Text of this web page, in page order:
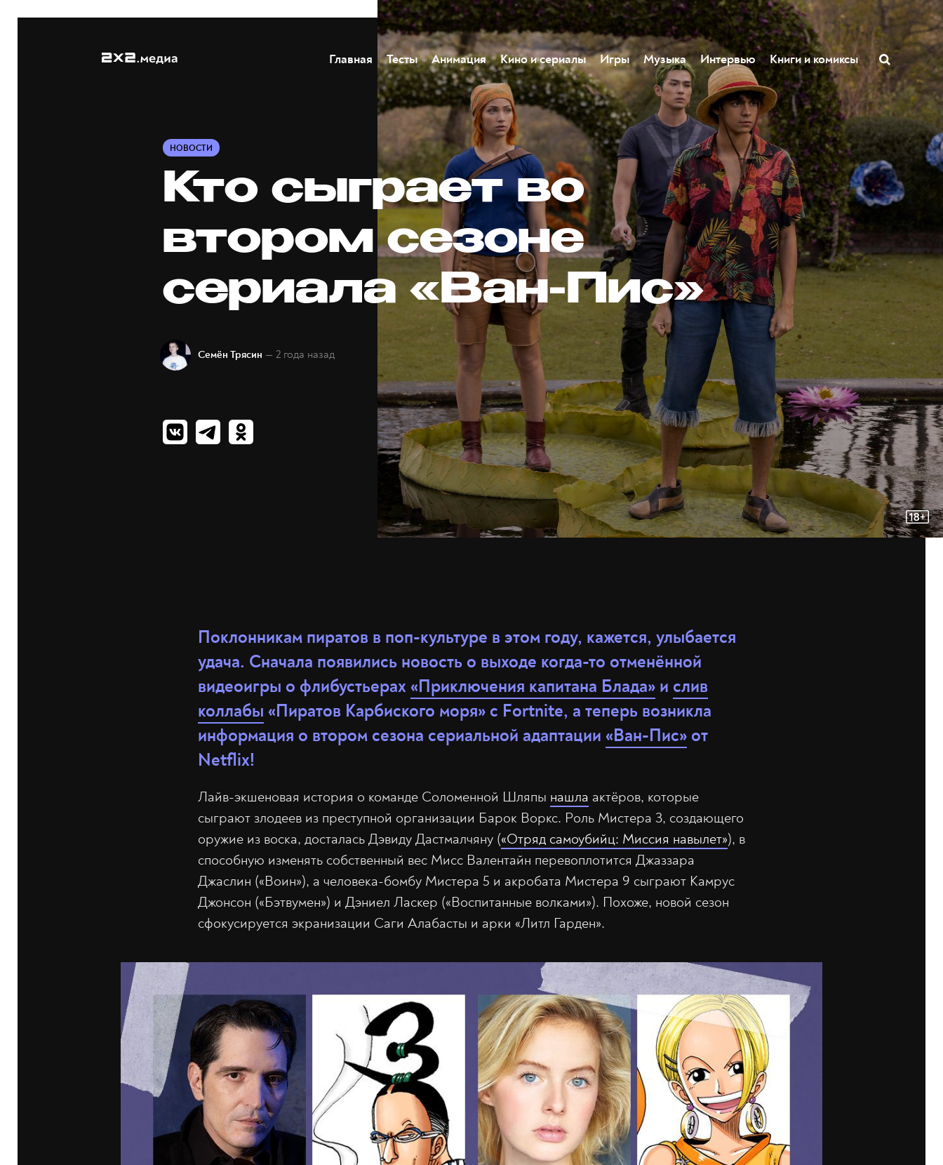
Главная Тесты Анимация Кино и сериалы Игры Музыка Интервью Книги и комиксы
НОВОСТИ
Кто сыграет во
втором сезоне
сериала «Ван-Пис»
Семён Трясин — 2 года назад
Поклонникам пиратов в поп-культуре в этом году, кажется, улыбается
удача. Сначала появились новость о выходе когда-то отменённой
видеоигры о флибустьерах«Приключения капитана Блада» и слив
коллабы «Пиратов Карбиского моря» с Fortnite, а теперь возникла
информация о втором сезона сериальной адаптации «Ван-Пис» от
Netflix!
Лайв-экшеновая история о команде Соломенной Шляпы нашла актёров, которые
сыграют злодеев из преступной организации Барок Воркс. Роль Мистера 3, создающего
оружие из воска, досталась Дэвиду Дастмалчяну («Отряд самоубийц: Миссия навылет»), в
способную изменять собственный вес Мисс Валентайн перевоплотится Джаззара
Джаслин («Воин»), а человека-бомбу Мистера 5 и акробата Мистера 9 сыграют Камрус
Джонсон («Бэтвумен») и Дэниел Ласкер («Воспитанные волками»). Похоже, новой сезон
сфокусируется экранизации Саги Алабасты и арки «Литл Гарден».